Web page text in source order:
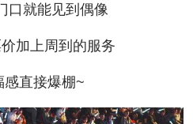
就能见到偶像
上周到的服务
直接爆棚~